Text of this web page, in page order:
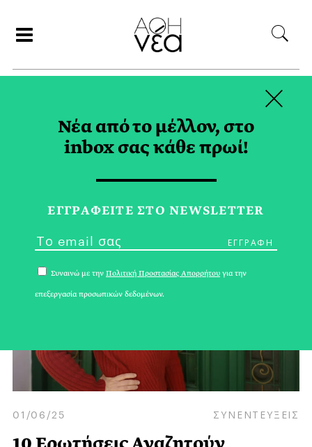
EX RAY TAG
01/06/25 ΣΥΝΕΝΤΕΥΞΕΙΣ
Νέα από το μέλλον, στο
inbox σας κάθε πρωί!
ΕΓΓPΑΦΕΙΤΕ ΣΤΟ NEWSLETTER
Συναινώ με την Πολιτική Προστασίας Απορρήτου για την
επεξεργασία προσωπικών δεδομένων.
×